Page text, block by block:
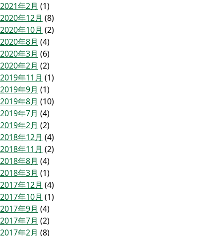
2021年2月 (1)
2020年12月 (8)
2020年10月 (2)
2020年8月 (4)
2020年3月 (6)
2020年2月 (2)
2019年11月 (1)
2019年9月 (1)
2019年8月 (10)
2019年7月 (4)
2019年2月 (2)
2018年12月 (4)
2018年11月 (2)
2018年8月 (4)
2018年3月 (1)
2017年12月 (4)
2017年10月 (1)
2017年9月 (4)
2017年7月 (2)
2017年2月 (8)